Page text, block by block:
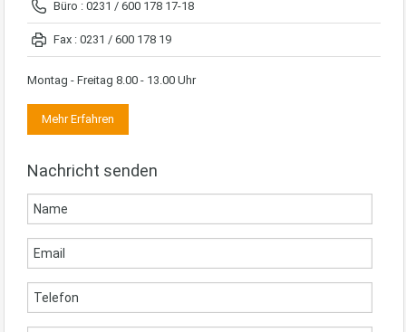
Büro : 0231 / 600 178 17-18
Fax : 0231 / 600 178 19
Montag - Freitag 8.00 - 13.00 Uhr
Mehr Erfahren
Nachricht senden